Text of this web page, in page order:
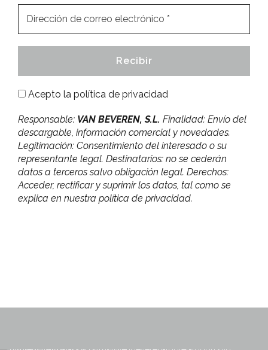
Acepto la política de privacidad
Responsable: VAN BEVEREN, S.L. Finalidad: Envío del
descargable, información comercial y novedades.
Legitimación: Consentimiento del interesado o su
representante legal. Destinatarios: no se cederán
datos a terceros salvo obligación legal. Derechos:
Acceder, rectificar y suprimir los datos, tal como se
explica en nuestra política de privacidad.